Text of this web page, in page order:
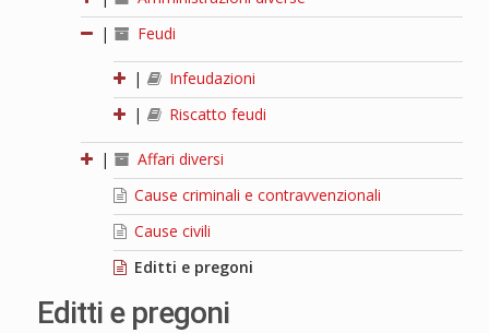
|
Feudi
|
Infeudazioni
|
Riscatto feudi
|
Affari diversi
Cause criminali e contravvenzionali
Cause civili
Editti e pregoni
Editti e pregoni